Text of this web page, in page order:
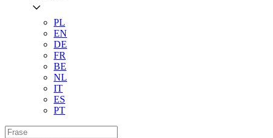
PL
EN
DE
FR
BE
NL
IT
ES
PT